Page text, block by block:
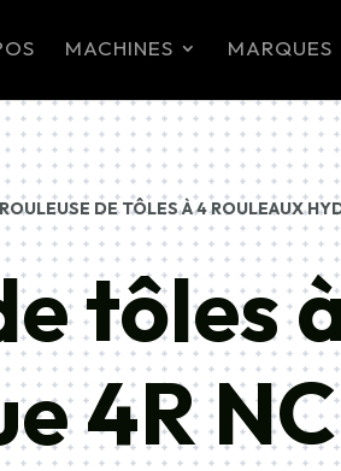
MACHINES MARQUES
DE TÔLES À 4 ROULEAUX
tôles
4R